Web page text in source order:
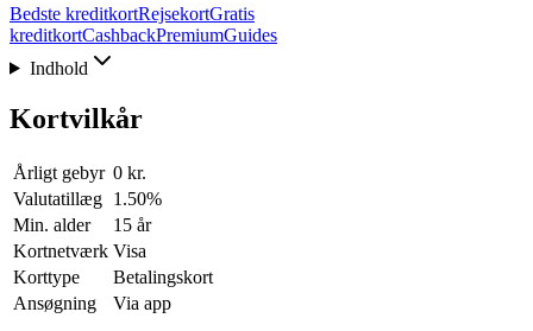
Bedste kreditkortRejsekortGratis
kreditkortCashbackPremiumGuides
Indhold
Kortvilkår
Årligt gebyr 0 kr.
Valutatillæg 1.50%
Min. alder
15 år
Kortnetværk Visa
Korttype
Betalingskort
Ansøgning
Via app